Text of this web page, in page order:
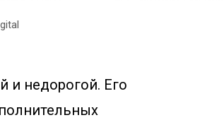
и недорогой. Его